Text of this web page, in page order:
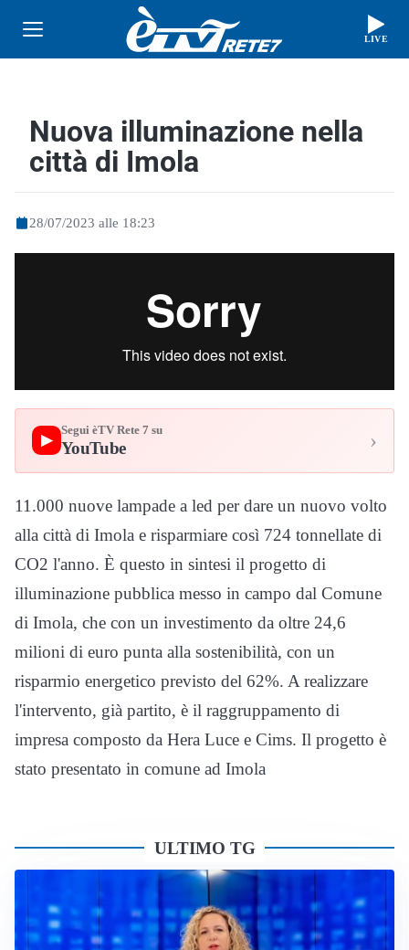
LIVE
Nuova illuminazione nella
città di Imola
28/07/2023 alle 18:23
▶
Segui èTV Rete 7 su
YouTube ›
11.000 nuove lampade a led per dare un nuovo volto
alla città di Imola e risparmiare così 724 tonnellate di
CO2 l'anno. È questo in sintesi il progetto di
illuminazione pubblica messo in campo dal Comune
di Imola, che con un investimento da oltre 24,6
milioni di euro punta alla sostenibilità, con un
risparmio energetico previsto del 62%. A realizzare
l'intervento, già partito, è il raggruppamento di
impresa composto da Hera Luce e Cims. Il progetto è
stato presentato in comune ad Imola
ULTIMO TG